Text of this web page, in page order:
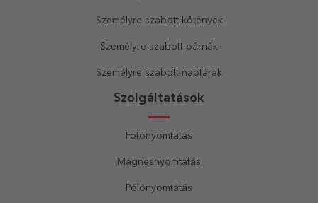
Személyre szabott kötények
Személyre szabott párnák
Személyre szabott naptárak
Szolgáltatások
Fotónyomtatás
Mágnesnyomtatás
Pólónyomtatás